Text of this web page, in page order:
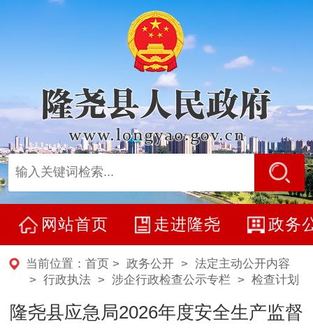
网站首页 走进隆尧 政务
当前位置： 首页 > 政务公开> 法定主动公开内容
> 行政执法 > 涉企行政检查公示专栏 > 检查计划
隆尧县应急局2026年度安全生产监督